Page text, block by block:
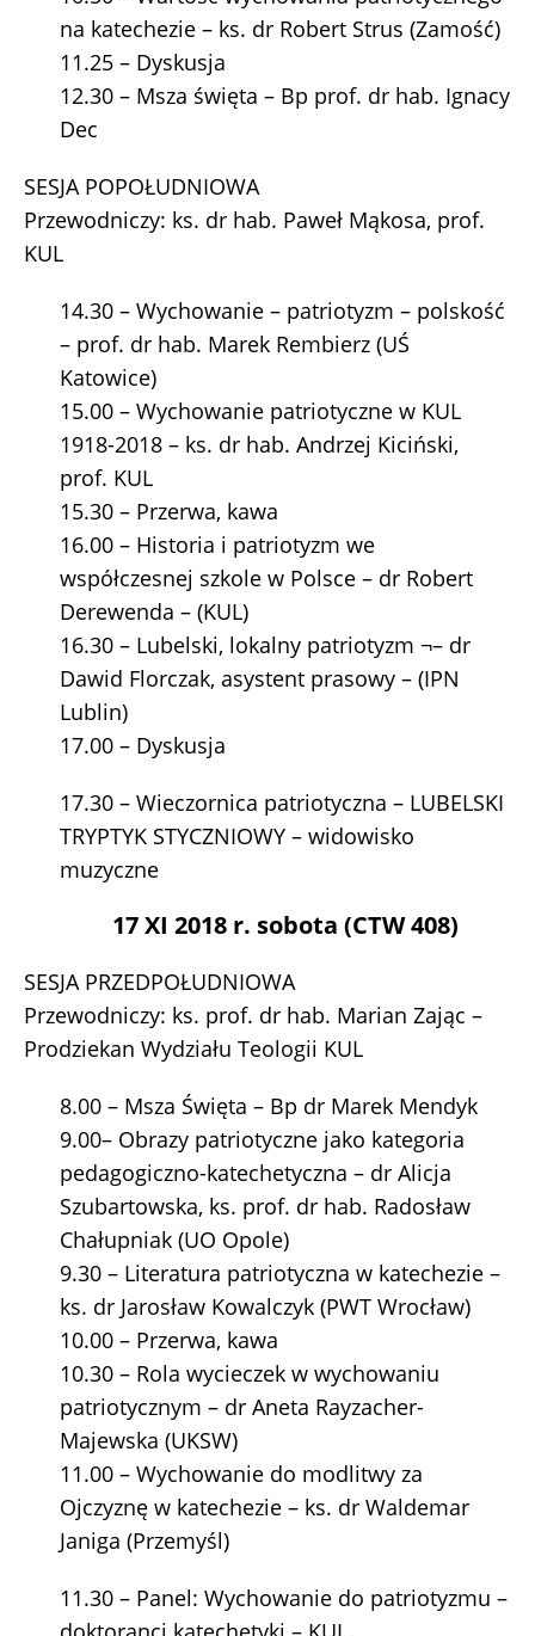
na katechezie – ks. dr Robert Strus (Zamość)
11.25 – Dyskusja
12.30 – Msza święta – Bp prof. dr hab. Ignacy
Dec
SESJA POPOŁUDNIOWA
Przewodniczy: ks. dr hab. Paweł Mąkosa, prof.
KUL
14.30 – Wychowanie – patriotyzm – polskość
– prof. dr hab. Marek Rembierz (UŚ
Katowice)
15.00 – Wychowanie patriotyczne w KUL
1918-2018 – ks. dr hab. Andrzej Kiciński,
prof. KUL
15.30 – Przerwa, kawa
16.00 – Historia i patriotyzm we
współczesnej szkole w Polsce – dr Robert
Derewenda – (KUL)
16.30 – Lubelski, lokalny patriotyzm ¬– dr
Dawid Florczak, asystent prasowy – (IPN
Lublin)
17.00 – Dyskusja
17.30 – Wieczornica patriotyczna – LUBELSKI
TRYPTYK STYCZNIOWY – widowisko
muzyczne
17 XI 2018 r. sobota (CTW 408)
SESJA PRZEDPOŁUDNIOWA
Przewodniczy: ks. prof. dr hab. Marian Zając –
Prodziekan Wydziału Teologii KUL
8.00 – Msza Święta – Bp dr Marek Mendyk
9.00– Obrazy patriotyczne jako kategoria
pedagogiczno-katechetyczna – dr Alicja
Szubartowska, ks. prof. dr hab. Radosław
Chałupniak (UO Opole)
9.30 – Literatura patriotyczna w katechezie –
ks. dr Jarosław Kowalczyk (PWT Wrocław)
10.00 – Przerwa, kawa
10.30 – Rola wycieczek w wychowaniu
patriotycznym – dr Aneta Rayzacher-
Majewska (UKSW)
11.00 – Wychowanie do modlitwy za
Ojczyznę w katechezie – ks. dr Waldemar
Janiga (Przemyśl)
11.30 – Panel: Wychowanie do patriotyzmu –